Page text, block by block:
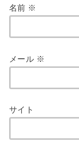
名前 ※
メール ※
サイト